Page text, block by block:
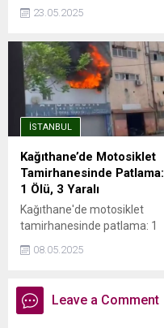
Sarıyer, Beşiktaş ve Kadıköy
90 bin TL’yi aşmış durumda.
Endeksa verilerine göre,
İstanbul’da kira fiyatları bir
önceki yıla göre %41,49
artarak ortalama 26.490
TL’ye yükseldi. Ancak bu
genel artış trendinin aksine,
Kağıthane kiralık ve satılık
konut değer artışında
İstanbul’un en...
23.05.2025
İSTANBUL
Kağıthane’de Motosiklet
Tamirhanesinde Patlama:
1 Ölü, 3 Yaralı
Kağıthane'de motosiklet
tamirhanesinde patlama: 1
ölü, 3 yaralıPatlama
esnasında depoda mahsur
kaybettiİSTANBUL - İstanbul
Kağıthane'de motosiklet
08.05.2025
Leave a Comment